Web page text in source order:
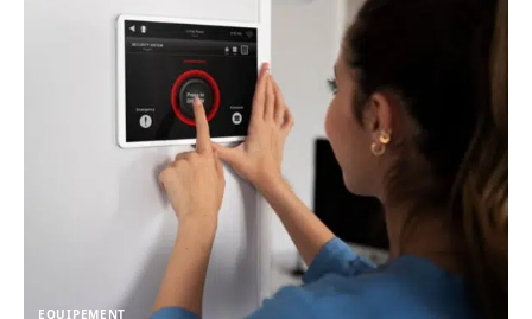
EQUIPEMENT